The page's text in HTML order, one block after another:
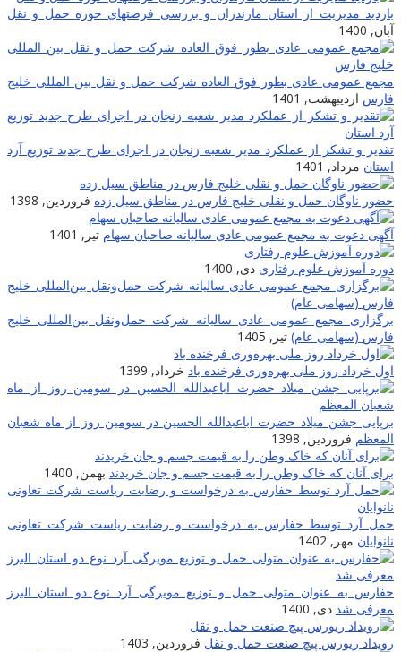
بازدید مدیریت از استان مازندران و بررسی فرصتهای حوزه حمل و نقل
آبان, 1400
مجمع عمومی عادی بطور فوق العاده شرکت حمل و نقل بین المللی خلیج
فارس اردیبهشت, 1401
تقدیر و تشکر از عملکرد مدیر شعبه زنجان در اجرای طرح جدید توزیع آرد
استان مرداد, 1401
حضور ناوگان حمل و نقلی خلیج فارس در مناطق سیل زده فروردین, 1398
آگهی دعوت به مجمع عمومی عادی سالیانه صاحبان سهام تیر, 1401
دوره آموزش علوم رفتاری دی, 1400
برگزاری مجمع عمومی عادی سالیانه شرکت حمل‌ونقل بین‌المللی خلیج
فارس (سهامی عام) تیر, 1405
اول خرداد روز ملی بهره‌وری فرخنده باد خرداد, 1399
برپایى جشن میلاد حضرت اباعبدالله الحسین در سومین روز از ماه شعبان
المعظم فروردین, 1398
برای آنان که خاک وطن را به قیمت جسم و جان خریدند بهمن, 1400
حمل آرد توسط حفارس به درخواست و رضایت ریاست شرکت تعاونی
نانوایان مهر, 1402
حفارس به عنوان متولی حمل و توزیع مویرگی آرد نوع دو استان البرز
معرفی شد دی, 1400
رویداد ریورس پیچ صنعت حمل و نقل فروردین, 1403